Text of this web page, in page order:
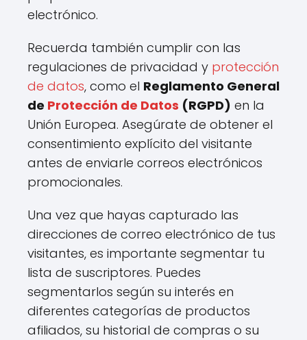
electrónico.
Recuerda también cumplir con las
regulaciones de privacidad y protección
de datos, como el Reglamento General
de Protección de Datos (RGPD) en la
Unión Europea. Asegúrate de obtener el
consentimiento explícito del visitante
antes de enviarle correos electrónicos
promocionales.
Una vez que hayas capturado las
direcciones de correo electrónico de tus
visitantes, es importante segmentar tu
lista de suscriptores. Puedes
segmentarlos según su interés en
diferentes categorías de productos
afiliados, su historial de compras o su